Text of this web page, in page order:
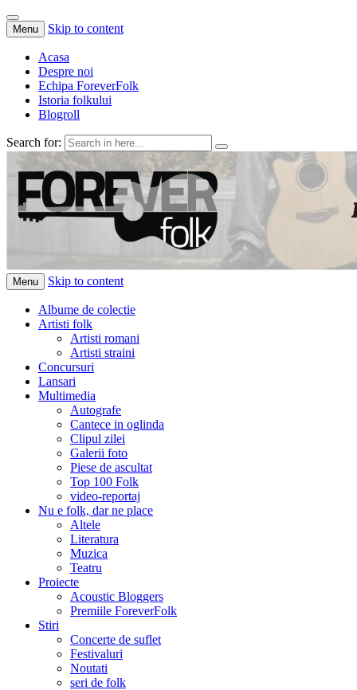
Menu Skip to content
Acasa
Despre noi
Echipa ForeverFolk
Istoria folkului
Blogroll
Search for:
ForeverFolk
Muzica sufletului tau
Menu Skip to content
Albume de colectie
Artisti folk
Artisti romani
Artisti straini
Concursuri
Lansari
Multimedia
Autografe
Cantece in oglinda
Clipul zilei
Galerii foto
Piese de ascultat
Top 100 Folk
video-reportaj
Nu e folk, dar ne place
Altele
Literatura
Muzica
Teatru
Proiecte
Acoustic Bloggers
Premiile ForeverFolk
Stiri
Concerte de suflet
Festivaluri
Noutati
seri de folk